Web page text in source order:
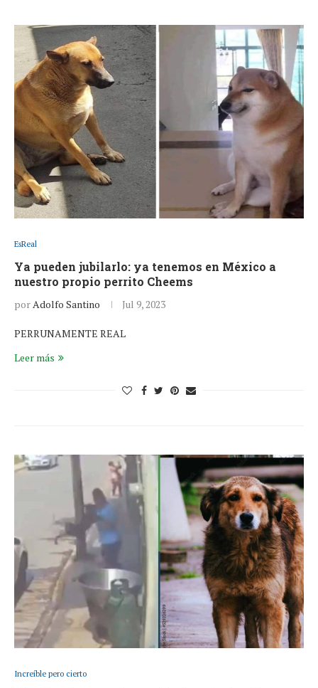
EsReal
Ya pueden jubilarlo: ya tenemos en México a
nuestro propio perrito Cheems
porAdolfo Santino Jul 9, 2023
PERRUNAMENTE REAL
Leer más
Increíble pero cierto